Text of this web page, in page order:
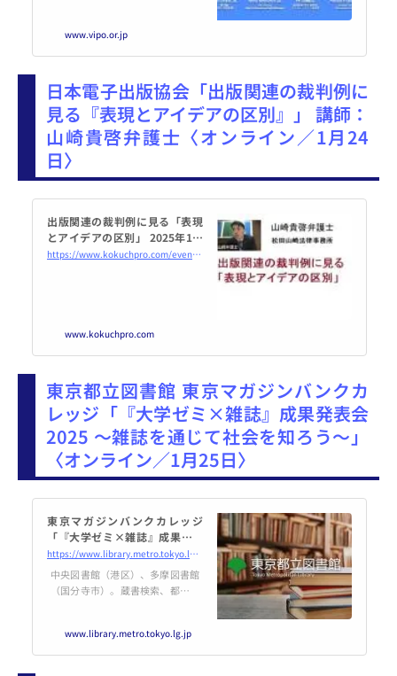
なる知識・ノウハウを提供
www.vipo.or.jp
日本電子出版協会「出版関連の裁判例に
見る『表現とアイデアの区別』」 講師：
山崎貴啓弁護士〈オンライン／1月24
日〉
出版関連の裁判例に見る「表現
とアイデアの区別」 2025年1月
24日（オンライン・Zoom） -
https://www.kokuchpro.com/event/20250124/
www.kokuchpro.com
東京都立図書館 東京マガジンバンクカ
レッジ「『大学ゼミ×雑誌』成果発表会
2025 〜雑誌を通じて社会を知ろう〜」
〈オンライン／1月25日〉
東京マガジンバンクカレッジ
「『大学ゼミ×雑誌』成果発表
会2025 〜雑誌を通じて社会を知
ろう〜」を開催します｜東京都
立図書館
https://www.library.metro.tokyo.lg.jp/guide/event/seminar/7134_20241203.html
中央図書館（港区）、多摩図書館
（国分寺市）。蔵書検索、都内の
錦絵、漢籍。 浮世絵と江戸城造営
関係資料のデジタルアーカイブ。
www.library.metro.tokyo.lg.jp